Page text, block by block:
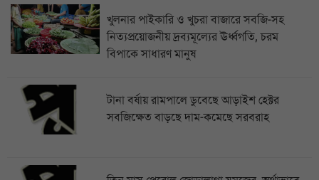
খুলনার পাইকারি ও খুচরা বাজারে সবজি-সহ
নিত্যপ্রয়োজনীয় দ্রব্যমূল্যের ঊর্ধ্বগতি, চরম
বিপাকে সাধারণ মানুষ
টানা বর্ষায় রামপালে ডুবেছে আড়াইশ হেক্টর
সবজিক্ষেত বাড়ছে দাম-কমেছে সরবরাহ